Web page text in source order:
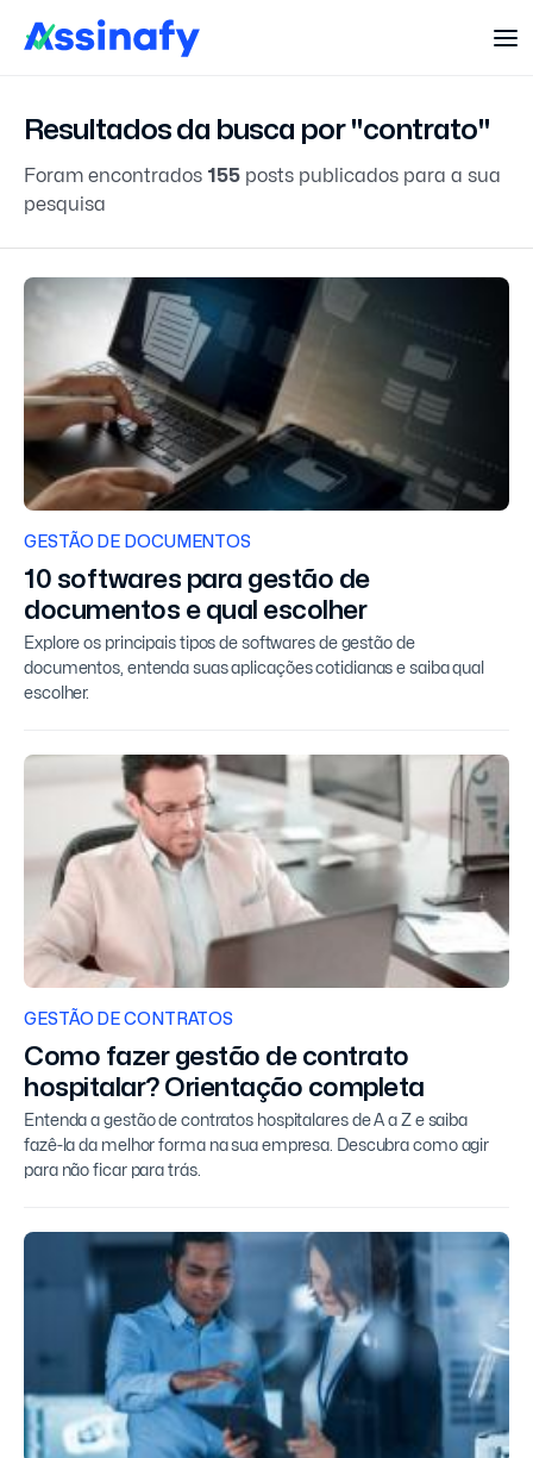
Resultados da busca por "contrato"
Foram encontrados 155 posts publicados para a sua
pesquisa
GESTÃO DE DOCUMENTOS
10 softwares para gestão de
documentos e qual escolher
Explore os principais tipos de softwares de gestão de
documentos, entenda suas aplicações cotidianas e saiba qual
escolher.
GESTÃO DE CONTRATOS
Como fazer gestão de contrato
hospitalar? Orientação completa
Entenda a gestão de contratos hospitalares de A a Z e saiba
fazê-la da melhor forma na sua empresa. Descubra como agir
para não ficar para trás.